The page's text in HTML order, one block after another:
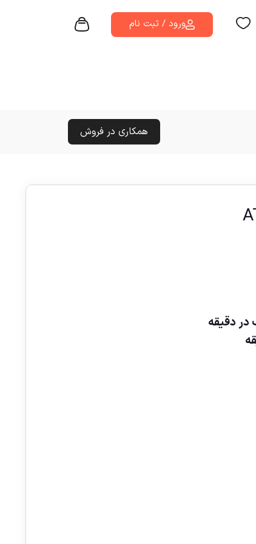
ورود / ثبت نام
همکاری در فروش